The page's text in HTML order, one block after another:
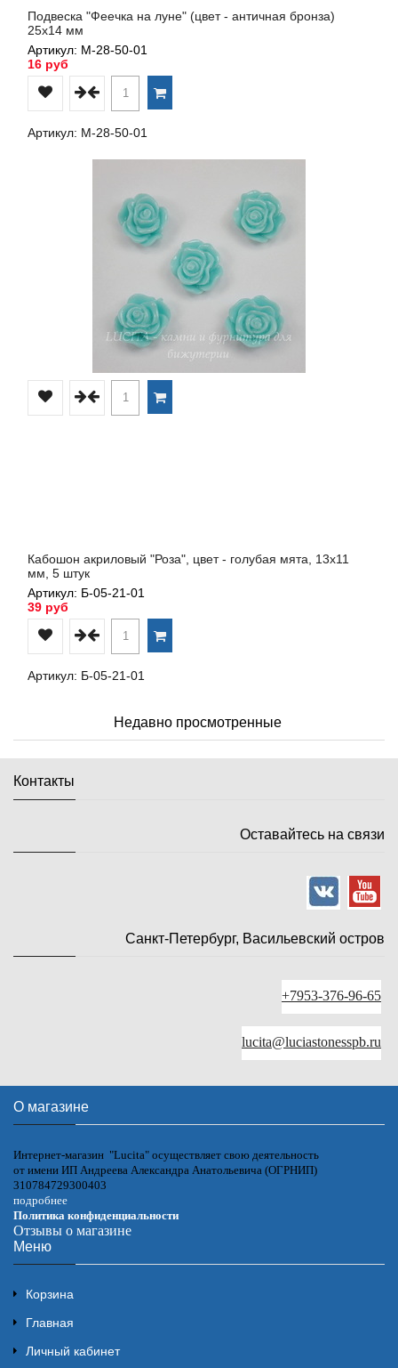
Подвеска "Феечка на луне" (цвет - античная бронза)
25х14 мм
Артикул: М-28-50-01
16 руб
Артикул: М-28-50-01
Кабошон акриловый "Роза", цвет - голубая мята, 13х11
мм, 5 штук
Артикул: Б-05-21-01
39 руб
Артикул: Б-05-21-01
Недавно просмотренные
Контакты
Оставайтесь на связи
Санкт-Петербург, Васильевский остров
+7953-376-96-65
lucita@luciastonesspb.ru
О магазине
Интернет-магазин "Lucita" осуществляет свою деятельность
от имени ИП Андреева Александра Анатольевича (ОГРНИП)
310784729300403
подробнее
Политика конфиденциальности
Отзывы о магазине
Меню
Корзина
Главная
Личный кабинет